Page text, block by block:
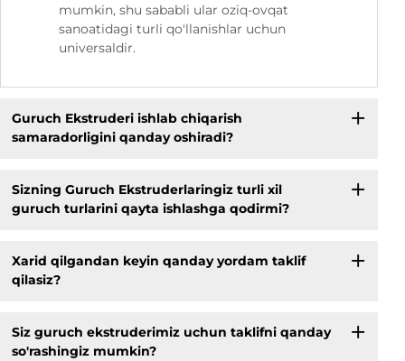
mumkin, shu sababli ular oziq-ovqat
sanoatidagi turli qo'llanishlar uchun
universaldir.
Guruch Ekstruderi ishlab chiqarish
samaradorligini qanday oshiradi?
Sizning Guruch Ekstruderlaringiz turli xil
guruch turlarini qayta ishlashga qodirmi?
Xarid qilgandan keyin qanday yordam taklif
qilasiz?
Siz guruch ekstruderimiz uchun taklifni qanday
so'rashingiz mumkin?